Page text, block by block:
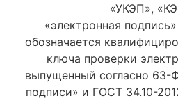
«УКЭП»,
«электронная
обозначается
ключа проверки
выпущенный согласно 63-
подписи» и ГОСТ 34.10-